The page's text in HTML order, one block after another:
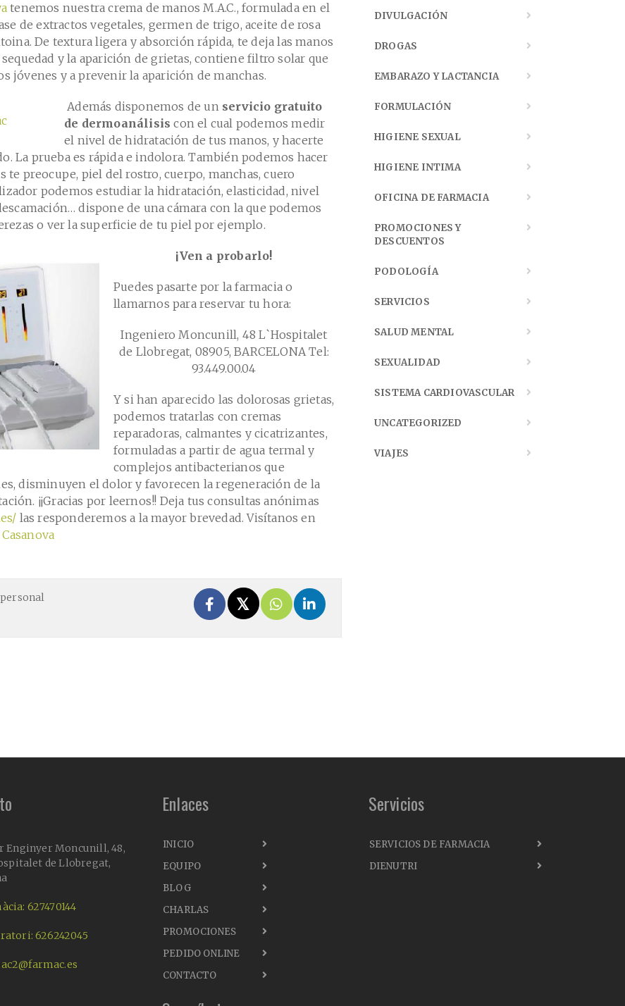
tenemos nuestra crema de manos M.A.C., formulada en el
de extractos vegetales, germen de trigo, aceite de rosa
De textura ligera y absorción rápida, te deja las manos
y la aparición de grietas, contiene filtro solar que
jóvenes y a prevenir la aparición de manchas.
Además disponemos de un servicio gratuito
de dermoanálisis con el cual podemos medir
el nivel de hidratación de tus manos, y hacerte
La prueba es rápida e indolora. También podemos hacer
te preocupe, piel del rostro, cuerpo, manchas, cuero
podemos estudiar la hidratación, elasticidad, nivel
dispone de una cámara con la que podemos
o ver la superficie de tu piel por ejemplo.
¡Ven a probarlo!
Puedes pasarte por la farmacia o
llamarnos para reservar tu hora:
Ingeniero Moncunill, 48 L`Hospitalet
de Llobregat, 08905, BARCELONA Tel:
93.449.00.04
Y si han aparecido las dolorosas grietas,
podemos tratarlas con cremas
reparadoras, calmantes y cicatrizantes,
formuladas a partir de agua termal y
complejos antibacterianos que
disminuyen el dolor y favorecen la regeneración de la
¡¡Gracias por leernos!! Deja tus consultas anónimas
las responderemos a la mayor brevedad. Visítanos en
DIVULGACIÓN
DROGAS
EMBARAZO Y LACTANCIA
FORMULACIÓN
HIGIENE SEXUAL
HIGIENE INTIMA
OFICINA DE FARMACIA
PROMOCIONES Y
DESCUENTOS
PODOLOGÍA
SERVICIOS
SALUD MENTAL
SEXUALIDAD
SISTEMA CARDIOVASCULAR
UNCATEGORIZED
VIAJES
Enginyer Moncunill, 48,
de Llobregat,
627470144
626242045
Enlaces
INICIO
EQUIPO
BLOG
CHARLAS
PROMOCIONES
PEDIDO ONLINE
CONTACTO
Servicios
SERVICIOS DE FARMACIA
DIENUTRI